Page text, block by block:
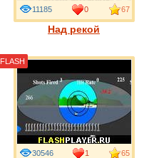
Над рекой
11185 0 67
30546 1 65
FLASH